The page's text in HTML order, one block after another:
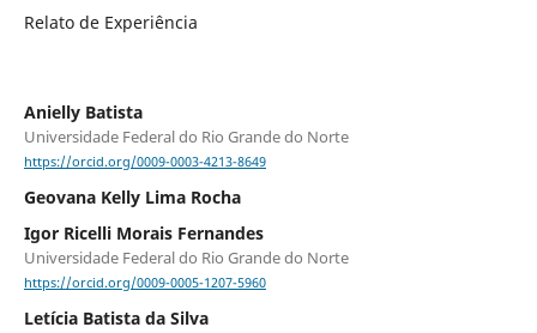
Relato de Experiência
Anielly Batista
Universidade Federal do Rio Grande do Norte
https://orcid.org/0009-0003-4213-8649
Geovana Kelly Lima Rocha
Igor Ricelli Morais Fernandes
Universidade Federal do Rio Grande do Norte
https://orcid.org/0009-0005-1207-5960
Letícia Batista da Silva